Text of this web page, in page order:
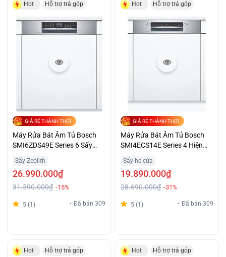
Hot Hỗ trợ trả góp
GIÁ RẺ THẢNH THƠI
Máy Rửa Bát Âm Tủ Bosch
SMI6ZDS49E Series 6 Sấy
Khô Diệt Khuẩn Giá Đại Chiến
Sấy Zeolith
26.990.000₫
31.590.000₫ -15%
5 (1) Đã bán 309
Hot Hỗ trợ trả góp
GIÁ RẺ THẢNH THƠI
Máy Rửa Bát Âm Tủ Bosch
SMI4ECS14E Series 4 Hiện
Đại Giá Sốc
Sấy hé cửa
19.890.000₫
28.690.000₫ -31%
5 (1) Đã bán 309
Hot Hỗ trợ trả góp Hot Hỗ trợ trả góp